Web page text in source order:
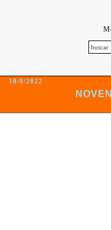
18/8/2022